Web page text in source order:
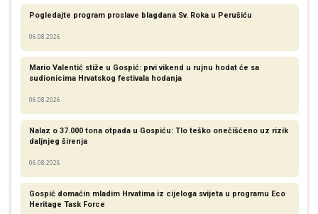
Pogledajte program proslave blagdana Sv. Roka u Perušiću
06.08.2026
Mario Valentić stiže u Gospić: prvi vikend u rujnu hodat će sa
sudionicima Hrvatskog festivala hodanja
06.08.2026
Nalaz o 37.000 tona otpada u Gospiću: Tlo teško onečišćeno uz rizik
daljnjeg širenja
06.08.2026
Gospić domaćin mladim Hrvatima iz cijeloga svijeta u programu Eco
Heritage Task Force